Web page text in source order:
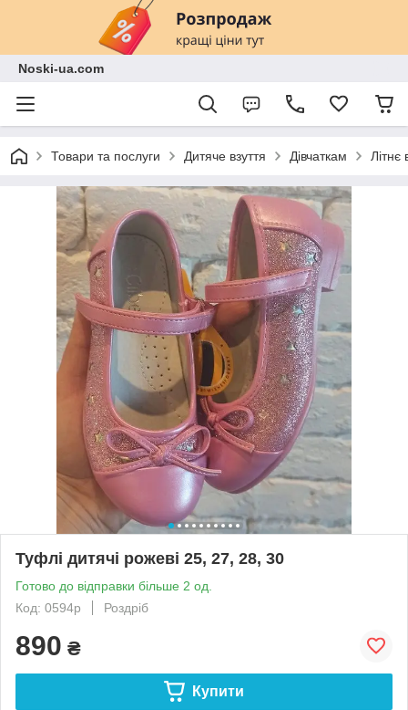
Noski-ua.com
Товари та послуги Дитяче взуття Дівчаткам Літнє
Туфлі дитячі рожеві 25, 27, 28, 30
Готово до відправки більше 2 од.
Код: 0594р
Роздріб
890 ₴
Купити